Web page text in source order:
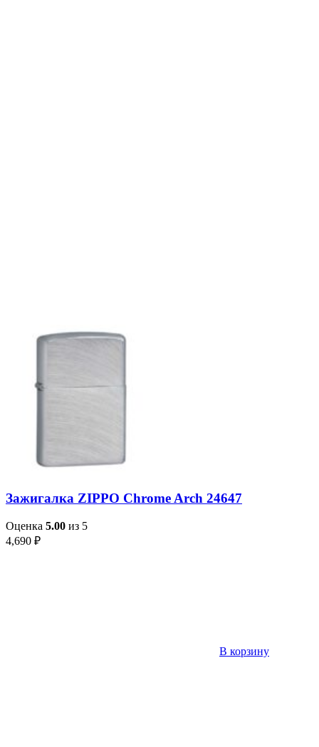
Зажигалка ZIPPO Chrome Arch 24647
Оценка 5.00 из 5
4,690 ₽
В корзину